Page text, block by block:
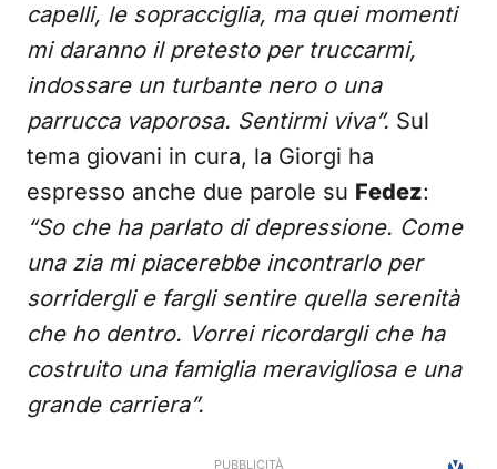
capelli, le sopracciglia, ma quei momenti
mi daranno il pretesto per truccarmi,
indossare un turbante nero o una
parrucca vaporosa. Sentirmi viva”. Sul
tema giovani in cura, la Giorgi ha
espresso anche due parole su Fedez:
“So che ha parlato di depressione. Come
una zia mi piacerebbe incontrarlo per
sorridergli e fargli sentire quella serenità
che ho dentro. Vorrei ricordargli che ha
costruito una famiglia meravigliosa e una
grande carriera”.